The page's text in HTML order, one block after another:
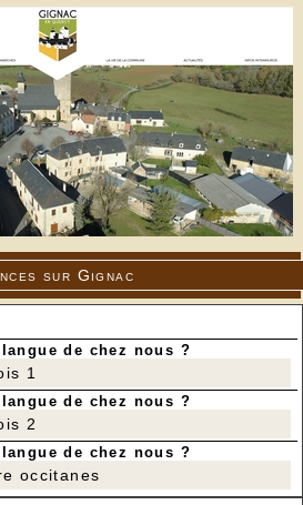
sur Gignac
de chez nous ?
1
de chez nous ?
2
de chez nous ?
occitanes